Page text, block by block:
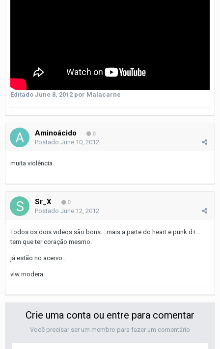
Editado June 8, 2012 por Malacarne
Aminoácido 0
Postado June 10, 2012
muita violência
Sr_X 0
Postado June 12, 2012
Todos os dois videos são bons... mais a parte do heart e punk d+...
tem que ter coração mesmo.
já estão no acervo..
vlw modera.
Crie uma conta ou entre para comentar
Você precisar ser um membro para fazer um comentário